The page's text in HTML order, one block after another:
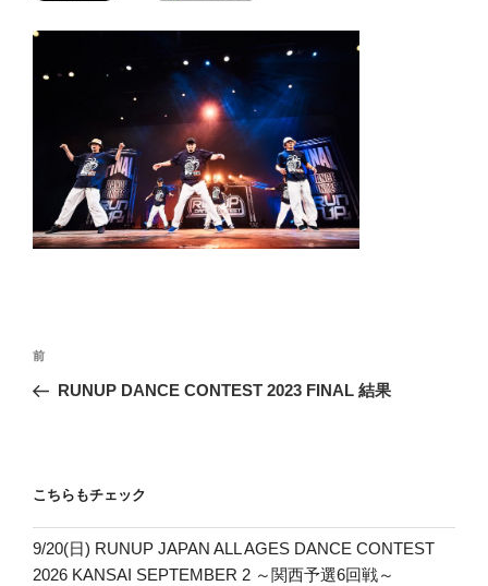
投
ー
シ
ョ
前
の
前
RUNUP DANCE CONTEST 2023 FINAL 結果
こちらもチェック
9/20(日) RUNUP JAPAN ALL AGES DANCE CONTEST
2026 KANSAI SEPTEMBER 2 ～関西予選6回戦～